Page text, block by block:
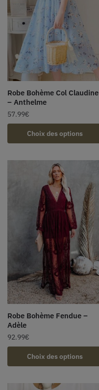
Robe Bohème Col Claudine
– Anthelme
57.99€
Choix des options
Robe Bohème Fendue –
Adèle
92.99€
Choix des options